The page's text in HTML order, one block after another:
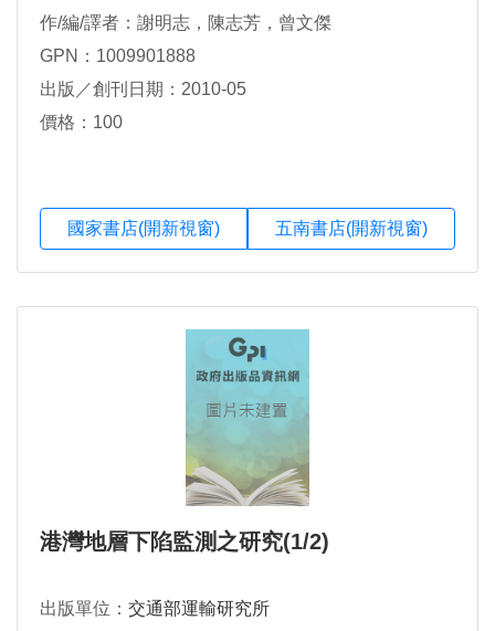
作/編/譯者：謝明志，陳志芳，曾文傑
GPN：1009901888
出版／創刊日期：2010-05
價格：100
國家書店(開新視窗) 五南書店(開新視窗)
港灣地層下陷監測之研究(1/2)
出版單位： 交通部運輸研究所